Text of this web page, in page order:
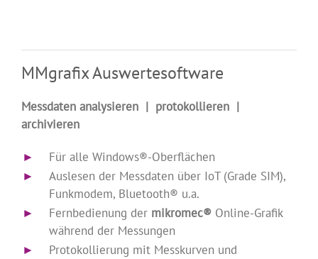
MMgrafix Auswertesoftware
Messdaten analysieren | protokollieren |
archivieren
►
Für alle Windows®-Oberflächen
►
Auslesen der Messdaten über IoT (Grade SIM),
Funkmodem, Bluetooth® u.a.
►
Fernbedienung der mikromec® Online-Grafik
während der Messungen
►
Protokollierung mit Messkurven und